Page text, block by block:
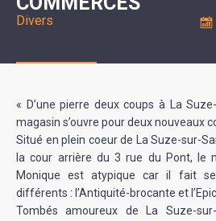
DOUCE
SÉCURITÉ
RISQUES
SANTÉ/COMMERCES/ARTISANS
CARAVANES
LA
HALTE
À
Divers
« D’une pierre deux coups à La
magasin s’ouvre pour deux nouveaux
Situé en plein coeur de La Suze-sur-
la cour arrière du 3 rue du Pont, le
Monique est atypique car il fait
différents : l’Antiquité-brocante et
Tombés amoureux de La Suze-